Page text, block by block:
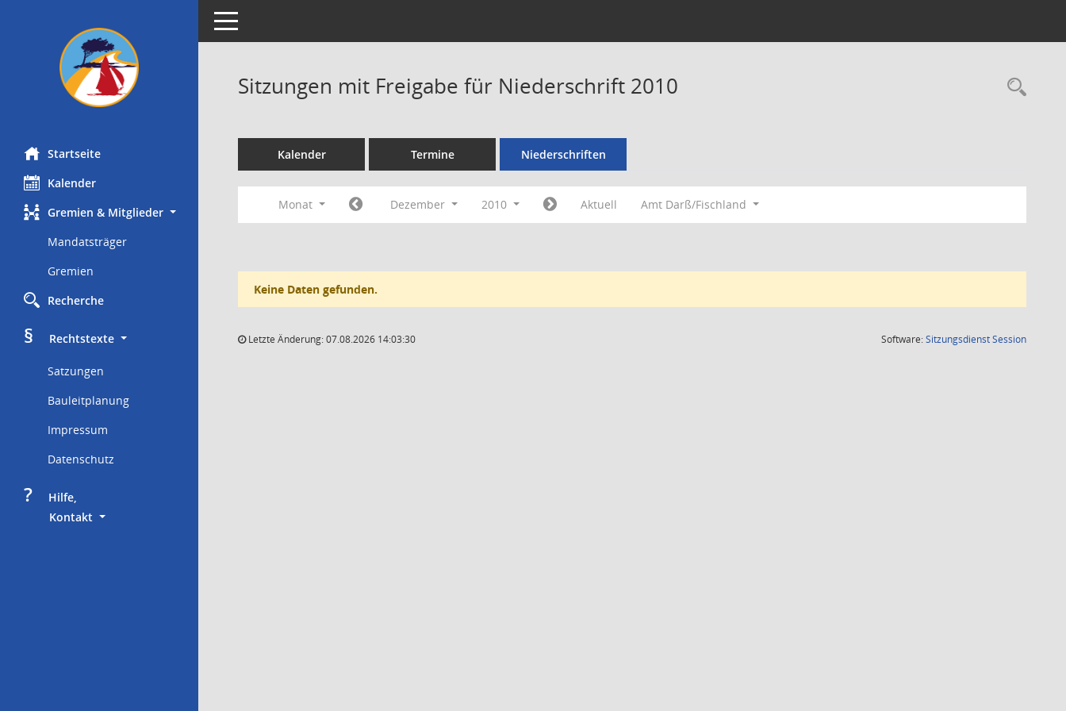
Startseite
Kalender
Gremien & Mitglieder
Mandatsträger
Gremien
Recherche
§
     Rechtstexte
Satzungen
Bauleitplanung
Impressum
Datenschutz
?
     Hilfe,
Kontakt
Toggle navigation
Sitzungen mit Freigabe für Niederschrift 2010
Kalender Termine Niederschriften
Monat Dezember 2010 Aktuell Amt Darß/Fischland
Keine Daten gefunden.
Letzte Änderung: 07.08.2026 14:03:30 Software:SitzungsdienstSession(Wird in